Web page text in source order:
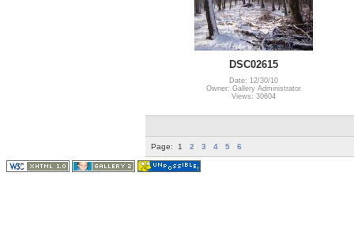
DSC02615
Date: 12/30/10
Owner: Gallery Administrator
Views: 30604
Page: 1 2 3 4 5 6